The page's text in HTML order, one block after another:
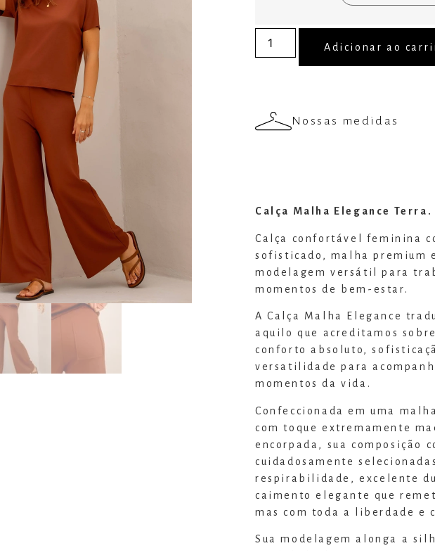
Adicionar ao
Nossas medidas
Calça Malha Elegance Terra.
Calça confortável feminina
sofisticado, malha premium
modelagem versátil para
momentos de bem-estar.
A Calça Malha Elegance
aquilo que acreditamos
conforto absoluto,
versatilidade para
momentos da vida.
Confeccionada em uma
com toque extremamente
encorpada, sua composição
cuidadosamente
respirabilidade, excelente
caimento elegante que
mas com toda a liberdade e
Sua modelagem alonga a